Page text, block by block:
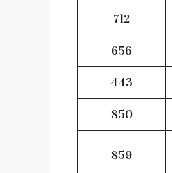
712
656
443
850
859